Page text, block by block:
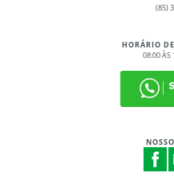
(85)
HORÁRIO
08:00 ÀS